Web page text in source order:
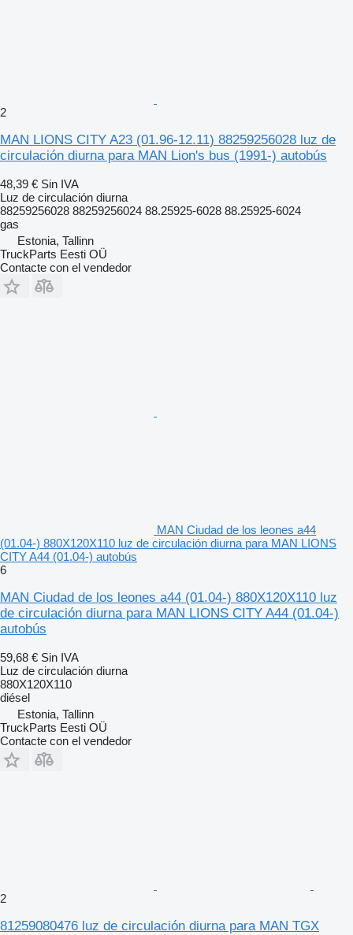
2
MAN LIONS CITY A23 (01.96-12.11) 88259256028 luz de
circulación diurna para MAN Lion's bus (1991-) autobús
48,39 € Sin IVA
Luz de circulación diurna
88259256028 88259256024 88.25925-6028 88.25925-6024
gas
Estonia, Tallinn
TruckParts Eesti OÜ
Contacte con el vendedor
MAN Ciudad de los leones a44
(01.04-) 880X120X110 luz de circulación diurna para MAN LIONS
CITY A44 (01.04-) autobús
6
MAN Ciudad de los leones a44 (01.04-) 880X120X110 luz
de circulación diurna para MAN LIONS CITY A44 (01.04-)
autobús
59,68 € Sin IVA
Luz de circulación diurna
880X120X110
diésel
Estonia, Tallinn
TruckParts Eesti OÜ
Contacte con el vendedor
2
81259080476 luz de circulación diurna para MAN TGX